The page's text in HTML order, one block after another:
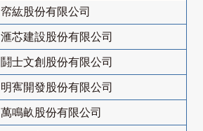
帟紘股份有限公司
滙芯建設股份有限公司
鬪士文創股份有限公司
明寯開發股份有限公司
萬鳴畝股份有限公司